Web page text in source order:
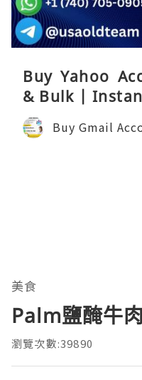
Buy Yahoo
& Bulk |
Buy Gmail
美食
Palm鹽醃牛肉
瀏覽次數:39890